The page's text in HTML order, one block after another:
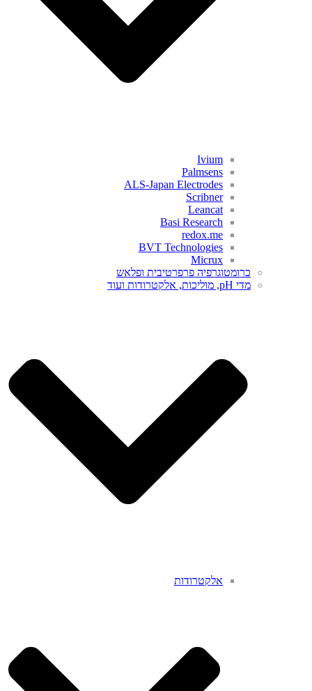
Ivium
Palmsens
ALS-Japan Electrodes
Scribner
Leancat
Basi Research
redox.me
BVT Technologies
Micrux
כרומטוגרפיה פרפרטיבית ופלאש
מדי pH, מוליכות, אלקטרודות ועוד
אלקטרודות